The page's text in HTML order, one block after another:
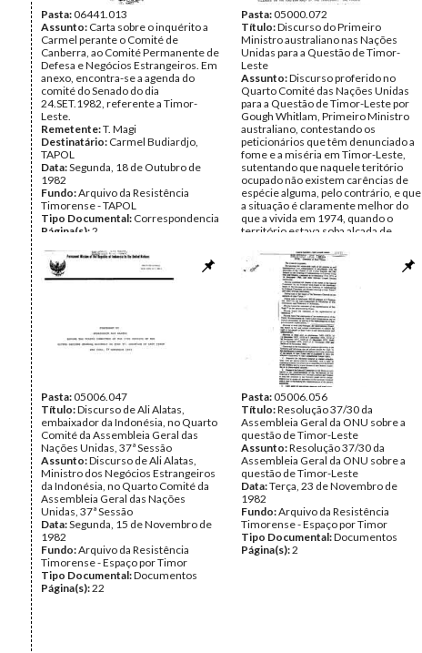
Pasta:06441.013
Assunto: Carta sobre o inquérito a
Carmel perante o Comité de
Canberra, ao Comité Permanente de
Defesa e Negócios Estrangeiros. Em
anexo, encontra-se a agenda do
comité do Senado do dia
24.SET.1982, referente a Timor-
Leste.
Remetente:T. Magi
Destinatário: Carmel Budiardjo,
TAPOL
Data:Segunda, 18 de Outubro de
1982
Fundo:Arquivo da Resistência
Timorense - TAPOL
Tipo Documental: Correspondencia
Página(s):2
Pasta:05000.072
Título:Discurso do Primeiro
Ministro australiano nas Nações
Unidas para a Questão de Timor-
Leste
Assunto:Discurso proferido no
Quarto Comité das Nações Unidas
para a Questão de Timor-Leste por
Gough Whitlam, Primeiro Ministro
australiano, contestando os
peticionários que têm denunciado a
fome e a miséria em Timor-Leste,
sutentando que naquele teritório
ocupado não existem carências de
espécie alguma, pelo contrário, e que
a situação é claramente melhor do
que a vivida em 1974, quando o
território estava soba alçada de
Data:Segunda, 8 de Novembro de
1982
Arquivo da Resistência
Timorense - Ramos-Horta
Tipo Documental:Documentos
Página(s):23
Pasta:05006.047
Título:Discurso de Ali Alatas,
embaixador da Indonésia, no Quarto
Comité da Assembleia Geral das
Nações Unidas, 37ª Sessão
Assunto:Discurso de Ali Alatas,
Ministro dos Negócios Estrangeiros
da Indonésia, no Quarto Comité da
Assembleia Geral das Nações
Unidas, 37ª Sessão
Data:Segunda, 15 de Novembro de
1982
Fundo:Arquivo da Resistência
Timorense - Espaço por Timor
Tipo Documental:Documentos
Página(s):22
Pasta:05006.056
Título:Resolução 37/30 da
Assembleia Geral da ONU sobre a
questão de Timor-Leste
Assunto:Resolução 37/30 da
Assembleia Geral da ONU sobre a
questão de Timor-Leste
Data:Terça, 23 de Novembro de
1982
Fundo:Arquivo da Resistência
Timorense - Espaço por Timor
Tipo Documental:Documentos
Página(s):2